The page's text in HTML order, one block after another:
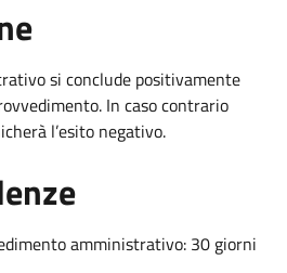
si conclude positivamente
In caso contrario
l’esito negativo.
amministrativo: 30 giorni